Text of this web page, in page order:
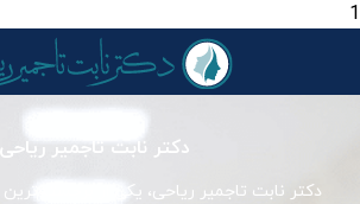
1
دکتر نابت تاجمیر ریاحی
دکتر نابت تاجمیر ریاحی، یکی از